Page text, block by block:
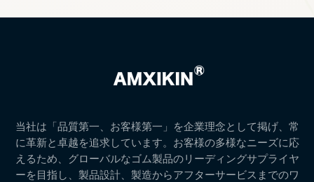
当社は「品質第一、お客様第一」を企業理念として掲げ、常
に革新と卓越を追求しています。お客様の多様なニーズに応
えるため、グローバルなゴム製品のリーディングサプライヤ
ーを目指し、製品設計、製造からアフターサービスまでのワ